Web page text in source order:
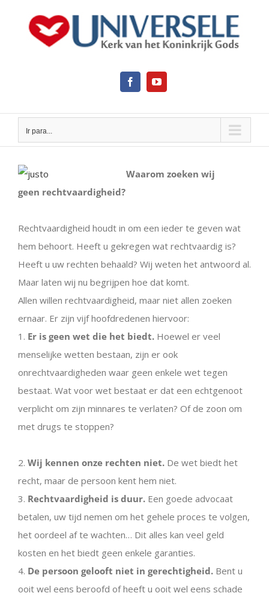
FacebookYouTube
Ir para...
Larger
Image
Waarom zoeken wij
geen rechtvaardigheid?
Rechtvaardigheid houdt in om een ieder te geven wat
hem behoort. Heeft u gekregen wat rechtvaardig is?
Heeft u uw rechten behaald? Wij weten het antwoord al.
Maar laten wij nu begrijpen hoe dat komt.
Allen willen rechtvaardigheid, maar niet allen zoeken
ernaar. Er zijn vijf hoofdredenen hiervoor:
1. Er is geen wet die het biedt. Hoewel er veel
menselijke wetten bestaan, zijn er ook
onrechtvaardigheden waar geen enkele wet tegen
bestaat. Wat voor wet bestaat er dat een echtgenoot
verplicht om zijn minnares te verlaten? Of de zoon om
met drugs te stoppen?
2. Wij kennen onze rechten niet. De wet biedt het
recht, maar de persoon kent hem niet.
3. Rechtvaardigheid is duur. Een goede advocaat
betalen, uw tijd nemen om het gehele proces te volgen,
het oordeel af te wachten… Dit alles kan veel geld
kosten en het biedt geen enkele garanties.
4. De persoon gelooft niet in gerechtigheid. Bent u
ooit wel eens beroofd of heeft u ooit wel eens schade